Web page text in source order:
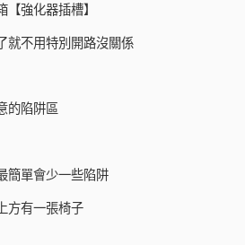
強化器插槽】
就不用特別開路沒關係
的陷阱區
簡單會少一些陷阱
方有一張椅子